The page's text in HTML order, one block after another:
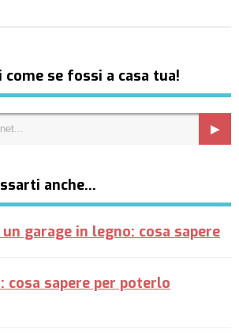
come se fossi a casa tua!
anche…
garage in legno: cosa sapere
cosa sapere per poterlo